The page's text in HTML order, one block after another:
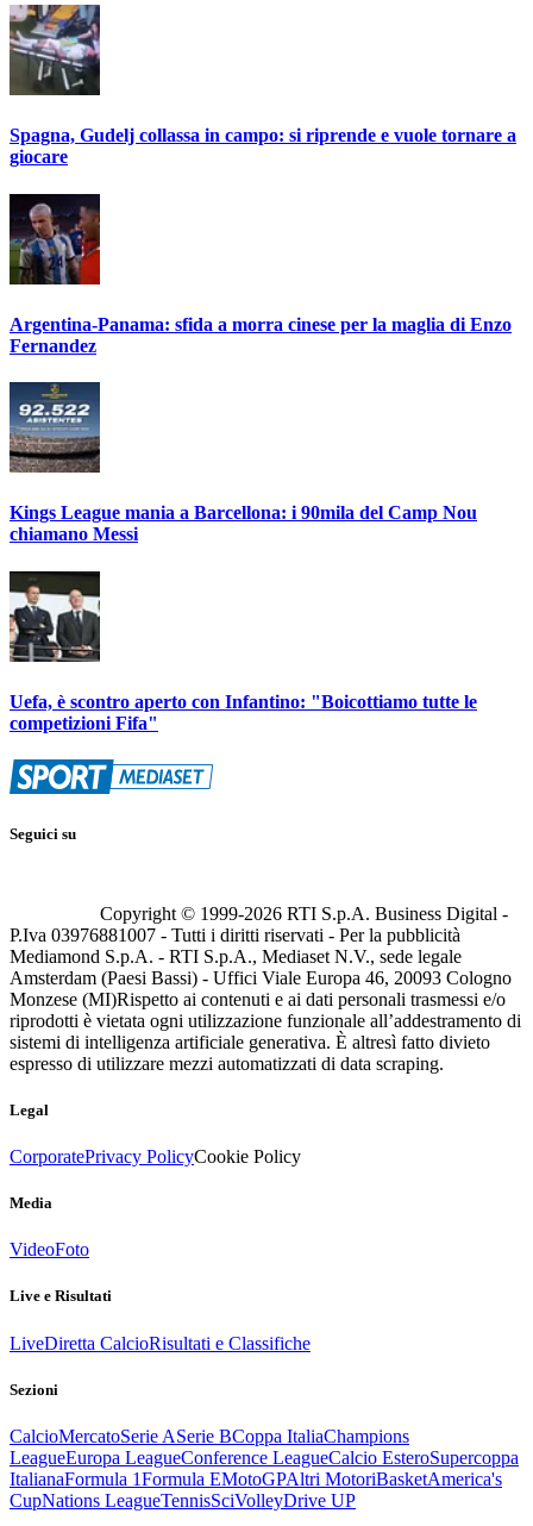
Spagna, Gudelj collassa in campo: si riprende e vuole tornare a
giocare
Argentina-Panama: sfida a morra cinese per la maglia di Enzo
Fernandez
Kings League mania a Barcellona: i 90mila del Camp Nou
chiamano Messi
Uefa, è scontro aperto con Infantino: "Boicottiamo tutte le
competizioni Fifa"
Seguici su
Copyright © 1999-2026 RTI S.p.A. Business Digital -
P.Iva 03976881007 - Tutti i diritti riservati - Per la pubblicità
Mediamond S.p.A. - RTI S.p.A., Mediaset N.V., sede legale
Amsterdam (Paesi Bassi) - Uffici Viale Europa 46, 20093 Cologno
Monzese (MI)Rispetto ai contenuti e ai dati personali trasmessi e/o
riprodotti è vietata ogni utilizzazione funzionale all’addestramento di
sistemi di intelligenza artificiale generativa. È altresì fatto divieto
espresso di utilizzare mezzi automatizzati di data scraping.
Legal
CorporatePrivacy PolicyCookie Policy
Media
VideoFoto
Live e Risultati
LiveDiretta CalcioRisultati e Classifiche
Sezioni
CalcioMercatoSerie ASerie BCoppa ItaliaChampions
LeagueEuropa LeagueConference LeagueCalcio EsteroSupercoppa
ItalianaFormula 1Formula EMotoGPAltri MotoriBasketAmerica's
CupNations LeagueTennisSciVolleyDrive UP